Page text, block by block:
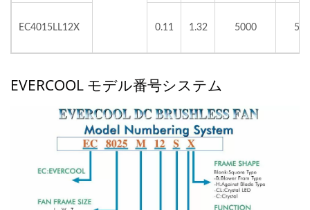
EC4015LL12X 0.11 1.32 5000
EVERCOOL モデル番号システム